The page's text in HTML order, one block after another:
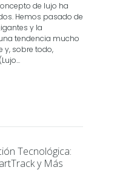
de lujo ha
Hemos pasado de
y la
tendencia mucho
y, sobre todo,
Tecnológica:
y Más